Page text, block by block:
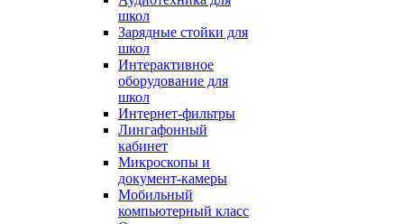
школ
Зарядные стойки для
школ
Интерактивное
оборудование для
школ
Интернет-фильтры
Лингафонный
кабинет
Микроскопы и
документ-камеры
Мобильный
компьютерный класс